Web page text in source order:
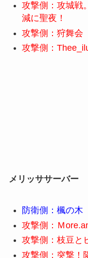
攻撃側：攻城戦
減に聖夜！
攻撃側：狩舞会
攻撃側：
メリッササーバー
防衛側：楓の木
攻撃側：Ｍ
攻撃側：枝豆と
攻撃側：突撃！